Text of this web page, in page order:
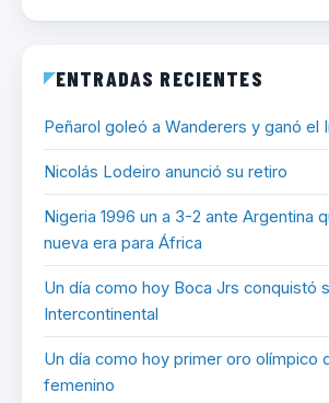
ENTRADAS RECIENTES
Peñarol goleó a Wanderers y ganó el
Nicolás Lodeiro anunció su retiro
Nigeria 1996 un a 3-2 ante Argentina
nueva era para África
Un día como hoy Boca Jrs conquistó
Intercontinental
Un día como hoy primer oro olímpico
femenino